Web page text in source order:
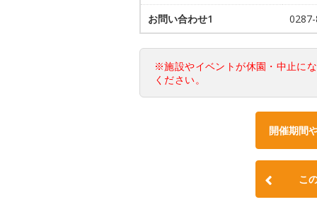
お問い合わせ1
※施設やイベントが休園・中止に
ください。
開催期間
こ